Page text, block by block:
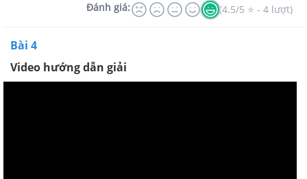
Đánh giá: (4.5/5 ⭐ - 4 lượt)
Bài 4
Video hướng dẫn giải